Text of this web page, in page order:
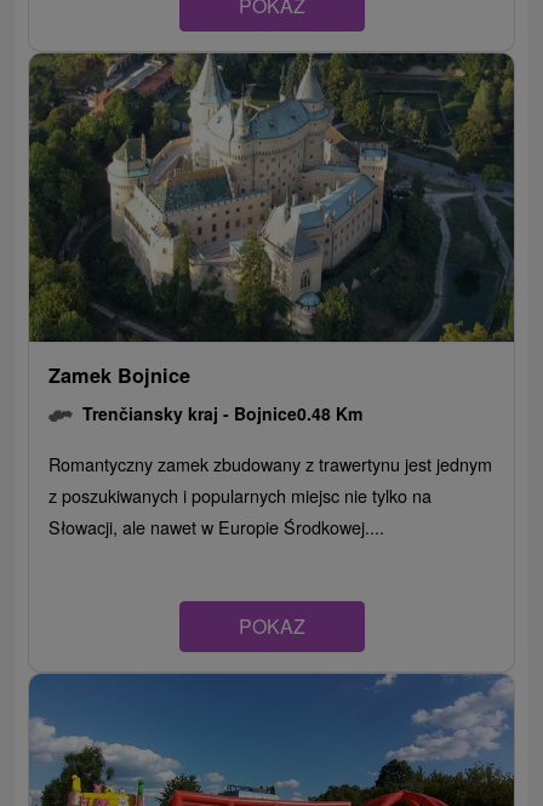
Zamek Bojnice
Trenčiansky kraj - Bojnice0.48 Km
Romantyczny zamek zbudowany z trawertynu jest jednym
z poszukiwanych i popularnych miejsc nie tylko na
Słowacji, ale nawet w Europie Środkowej....
POKAZ